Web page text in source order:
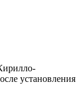
установления